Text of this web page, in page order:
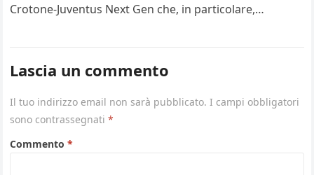
Crotone-Juventus Next Gen che, in particolare,…
Lascia un commento
Il tuo indirizzo email non sarà pubblicato. I campi obbligatori
sono contrassegnati*
Commento*